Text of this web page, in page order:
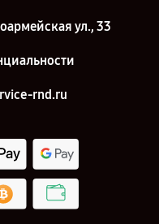
ул., 33
rnd.ru